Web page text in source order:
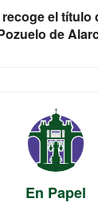
el título
de
En Papel